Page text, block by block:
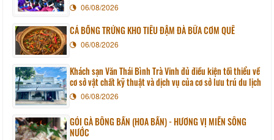
06/08/2026
CÁ BỐNG TRỨNG KHO TIÊU ĐẬM ĐÀ BỮA CƠM QUÊ
06/08/2026
Khách sạn Văn Thái Bình Trà Vinh đủ điều kiện tối thiểu về
cơ sở vật chất kỹ thuật và dịch vụ của cơ sở lưu trú du lịch
06/08/2026
GỎI GÀ BÔNG BẦN (HOA BẦN) - HƯƠNG VỊ MIỀN SÔNG
NƯỚC